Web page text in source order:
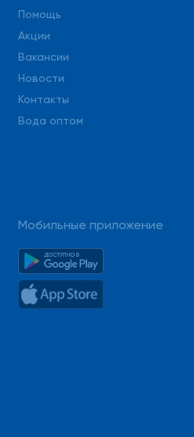
Помощь
Акции
Вакансии
Новости
Контакты
Вода оптом
Мобильные приложение